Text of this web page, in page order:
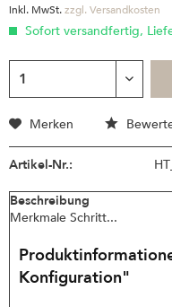
inkl. MwSt.zzgl. Versandkosten
Sofort versandfertig,
Merken
Artikel-Nr.:
Beschreibung
Merkmale Schritt...
Konfiguration"